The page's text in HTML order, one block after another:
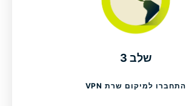
שלב 3
התחברו למיקום שרת VPN